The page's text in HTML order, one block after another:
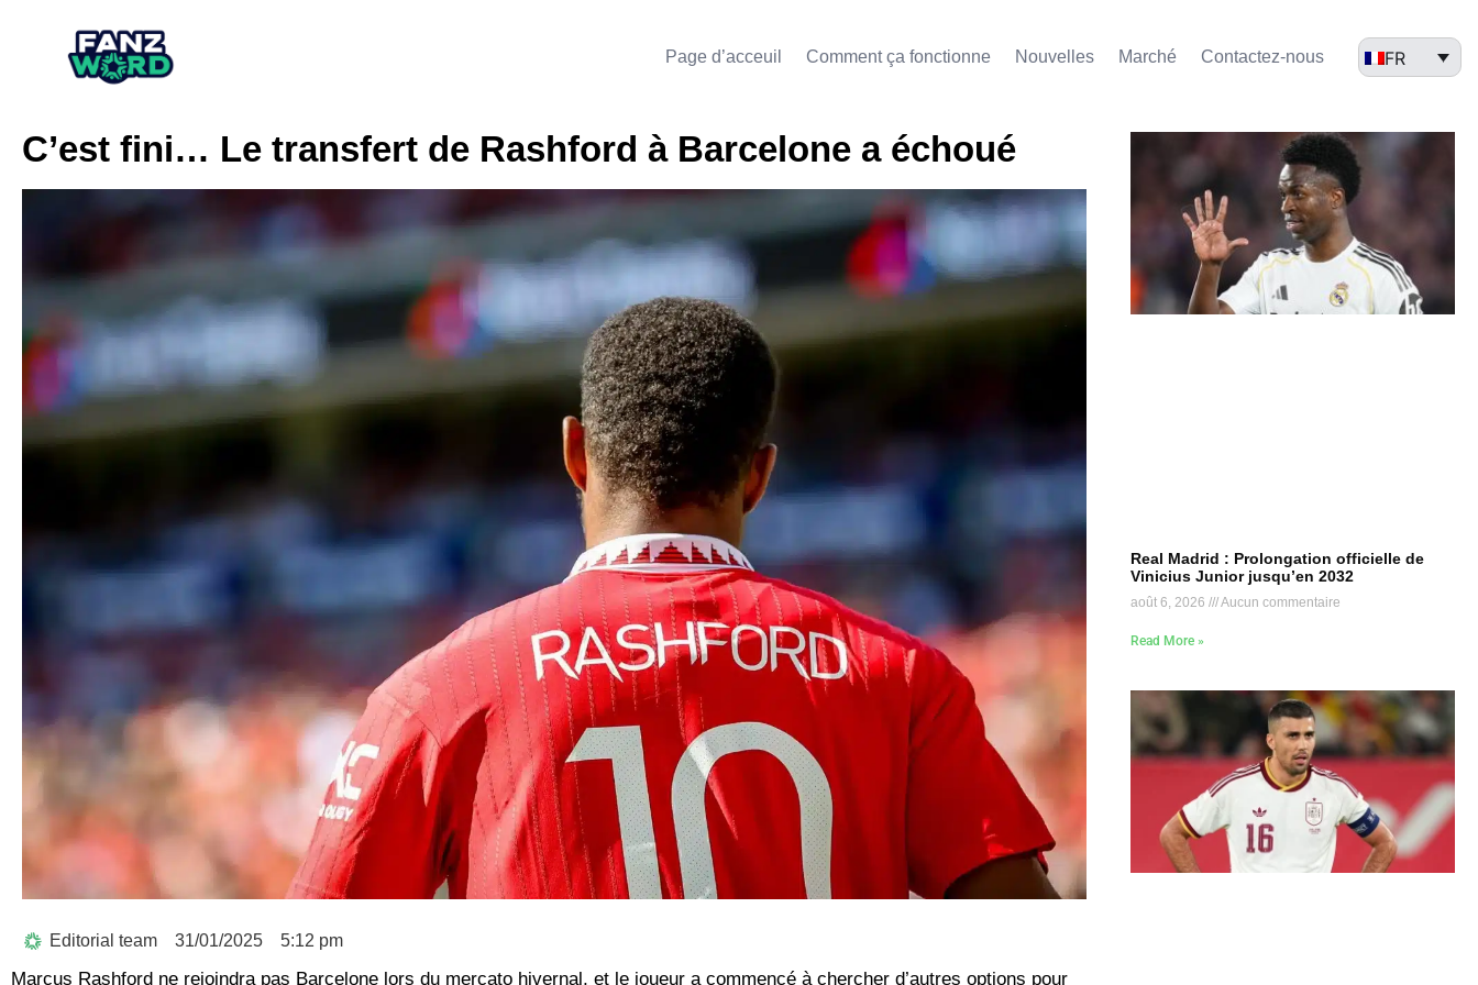
Page d’acceuil Comment ça fonctionne Nouvelles Marché​ Contactez-nous FR
C’est fini… Le transfert de Rashford à Barcelone a échoué
Editorial team 31/01/2025 5:12 pm
Marcus Rashford ne rejoindra pas Barcelone lors du mercato hivernal, et le joueur a commencé à chercher d’autres options pour
Real Madrid : Prolongation officielle de
Vinicius Junior jusqu’en 2032
août 6, 2026 Aucun commentaire
Read More »